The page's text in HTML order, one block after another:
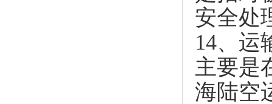
安全处
14、运
主要是
海陆空